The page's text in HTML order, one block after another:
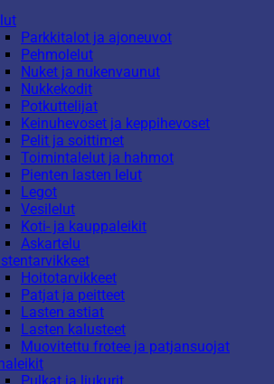
Parkkitalot ja ajoneuvot
Pehmolelut
Nuket ja nukenvaunut
Nukkekodit
Potkuttelijat
Keinuhevoset ja keppihevoset
Pelit ja soittimet
Toimintalelut ja hahmot
Pienten lasten lelut
Legot
Vesilelut
Koti- ja kauppaleikit
Askartelu
Hoitotarvikkeet
Patjat ja peitteet
Lasten astiat
Lasten kalusteet
Muovitettu frotee ja patjansuojat